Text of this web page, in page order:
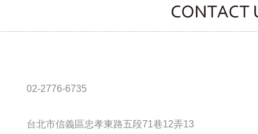
CONTACT
02-2776-6735
台北市信義區忠孝東路五段71巷12弄13